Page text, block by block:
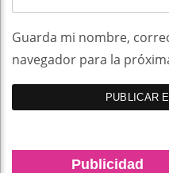
Guarda mi nombre,
navegador para la
Publicidad